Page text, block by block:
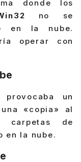
donde los
no se
en la nube.
operar con
un
«copia» al
carpetas de
en la nube.